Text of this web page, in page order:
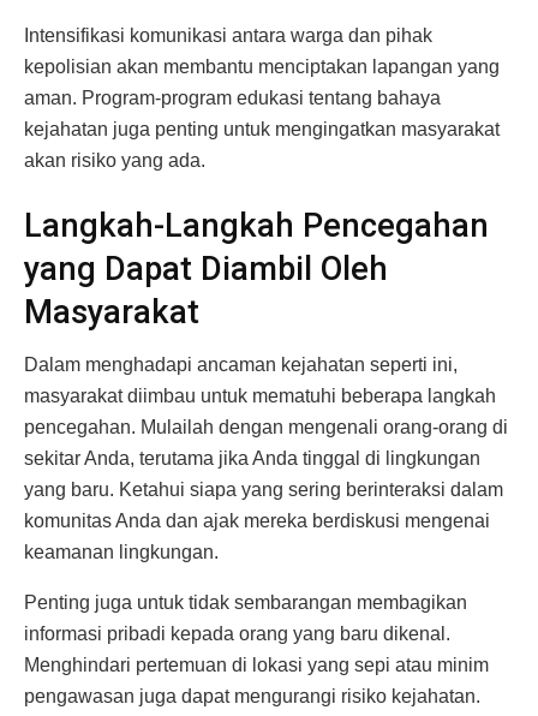
Intensifikasi komunikasi antara warga dan pihak
kepolisian akan membantu menciptakan lapangan yang
aman. Program-program edukasi tentang bahaya
kejahatan juga penting untuk mengingatkan masyarakat
akan risiko yang ada.
Langkah-Langkah Pencegahan
yang Dapat Diambil Oleh
Masyarakat
Dalam menghadapi ancaman kejahatan seperti ini,
masyarakat diimbau untuk mematuhi beberapa langkah
pencegahan. Mulailah dengan mengenali orang-orang di
sekitar Anda, terutama jika Anda tinggal di lingkungan
yang baru. Ketahui siapa yang sering berinteraksi dalam
komunitas Anda dan ajak mereka berdiskusi mengenai
keamanan lingkungan.
Penting juga untuk tidak sembarangan membagikan
informasi pribadi kepada orang yang baru dikenal.
Menghindari pertemuan di lokasi yang sepi atau minim
pengawasan juga dapat mengurangi risiko kejahatan.